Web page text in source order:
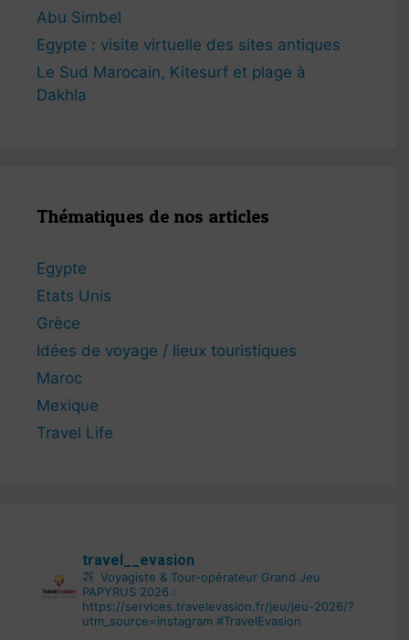
Abu Simbel
Egypte : visite virtuelle des sites antiques
Le Sud Marocain, Kitesurf et plage à
Dakhla
Thématiques de nos articles
Egypte
Etats Unis
Grèce
Idées de voyage / lieux touristiques
Maroc
Mexique
Travel Life
travel__evasion
Voyagiste & Tour-opérateur Grand Jeu
PAPYRUS 2026 :
https://services.travelevasion.fr/jeu/jeu-2026/?
utm_source=instagram #TravelEvasion